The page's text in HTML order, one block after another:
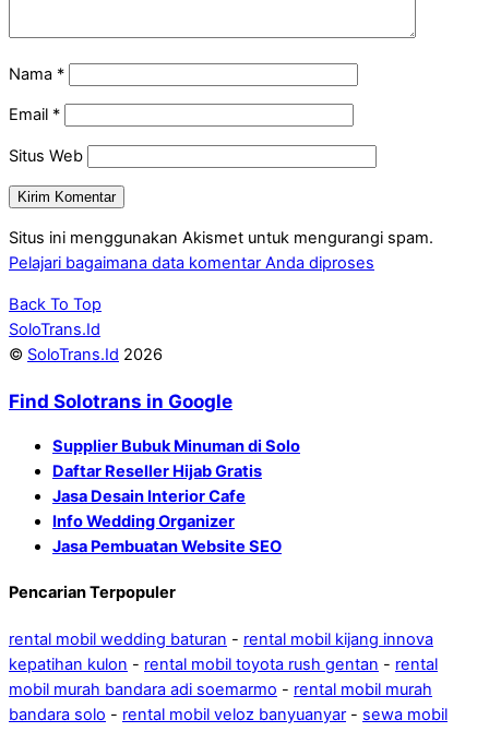
Nama *
Email *
Situs Web
Situs ini menggunakan Akismet untuk mengurangi spam.
Pelajari bagaimana data komentar Anda diproses
Back To Top
SoloTrans.Id
© SoloTrans.Id 2026
Find Solotrans in Google
Supplier Bubuk Minuman di Solo
Daftar Reseller Hijab Gratis
Jasa Desain Interior Cafe
Info Wedding Organizer
Jasa Pembuatan Website SEO
Pencarian Terpopuler
rental mobil wedding baturan - rental mobil kijang innova
kepatihan kulon - rental mobil toyota rush gentan - rental
mobil murah bandara adi soemarmo - rental mobil murah
bandara solo - rental mobil veloz banyuanyar - sewa mobil